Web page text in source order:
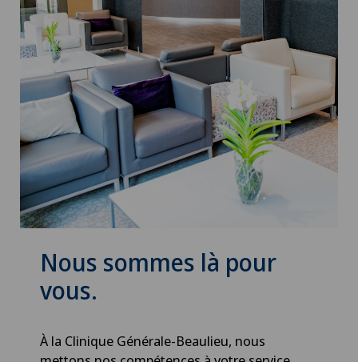
Nous sommes là pour
vous.
À la Clinique Générale-Beaulieu, nous